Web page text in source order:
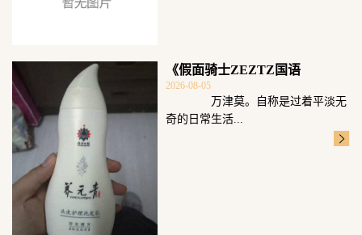
《假面骑士ZEZTZ国语
2026-08-05
万津莫。自称是过着平淡无
奇的日常生活...